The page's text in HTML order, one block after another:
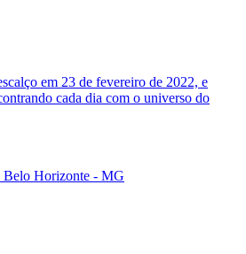
em 23 de fevereiro de 2022, e
cada dia com o universo do
Belo Horizonte - MG